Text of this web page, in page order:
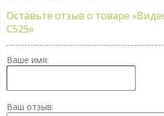
Оставьте отзыв о товаре
C525»
Ваше имя:
Ваш отзыв: